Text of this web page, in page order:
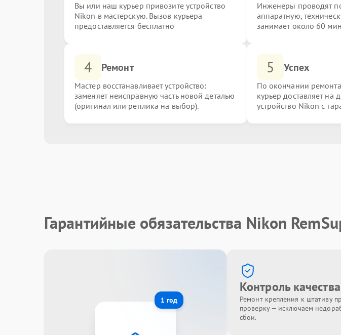
Вы или наш курьер привозите устройство
Nikon в мастерскую. Вызов курьера
предоставляется бесплатно
Инженеры проводят
аппаратную,
занимает около 60
4 Ремонт
Мастер восстанавливает устройство:
заменяет неисправную часть новой деталью
(оригинал или реплика на выбор).
5 Успех
По окончании
курьер доставляет на
устройство Nikon с
Гарантийные обязательства Nikon
1 год
Контроль качества
Ремонт крепления к штативу
проверку — исключаем
сбои.